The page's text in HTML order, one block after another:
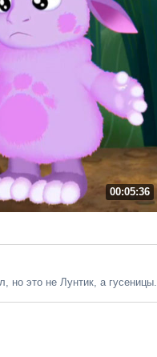
00:05:36
но это не Лунтик, а гусеницы.